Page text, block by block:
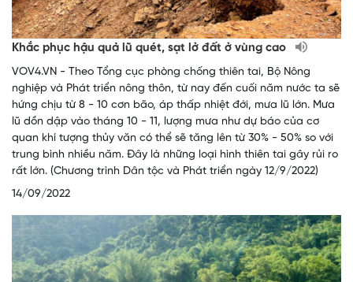
Khắc phục hậu quả lũ quét, sạt lở đất ở vùng cao
VOV4.VN - Theo Tổng cục phòng chống thiên tai, Bộ Nông
nghiệp và Phát triển nông thôn, từ nay đến cuối năm nước ta sẽ
hứng chịu từ 8 - 10 cơn bão, áp thấp nhiệt đới, mưa lũ lớn. Mưa
lũ dồn dập vào tháng 10 - 11, lượng mưa như dự báo của cơ
quan khí tượng thủy văn có thể sẽ tăng lên từ 30% - 50% so với
trung bình nhiều năm. Đây là những loại hình thiên tai gây rủi ro
rất lớn. (Chương trình Dân tộc và Phát triển ngày 12/9/2022)
14/09/2022